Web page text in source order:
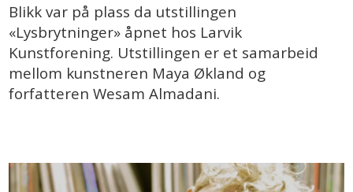
Blikk var på plass da utstillingen
«Lysbrytninger» åpnet hos Larvik
Kunstforening. Utstillingen er et samarbeid
mellom kunstneren Maya Økland og
forfatteren Wesam Almadani.